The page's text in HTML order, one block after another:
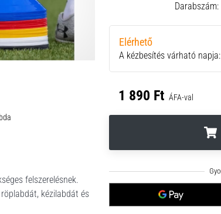
Darabszám:
Elérhető
A kézbesítés várható napja:
1 890 Ft ÁFA-val
felszerelésnek.
kézilabdát és